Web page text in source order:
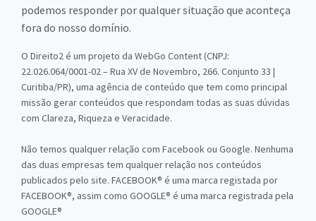
podemos responder por qualquer situação que aconteça
fora do nosso domínio.
O Direito2 é um projeto da WebGo Content (CNPJ:
22.026.064/0001-02 – Rua XV de Novembro, 266. Conjunto 33 |
Curitiba/PR), uma agência de conteúdo que tem como principal
missão gerar conteúdos que respondam todas as suas dúvidas
com Clareza, Riqueza e Veracidade.
Não temos qualquer relação com Facebook ou Google. Nenhuma
das duas empresas tem qualquer relação nos conteúdos
publicados pelo site. FACEBOOK® é uma marca registada por
FACEBOOK®, assim como GOOGLE® é uma marca registrada pela
GOOGLE®